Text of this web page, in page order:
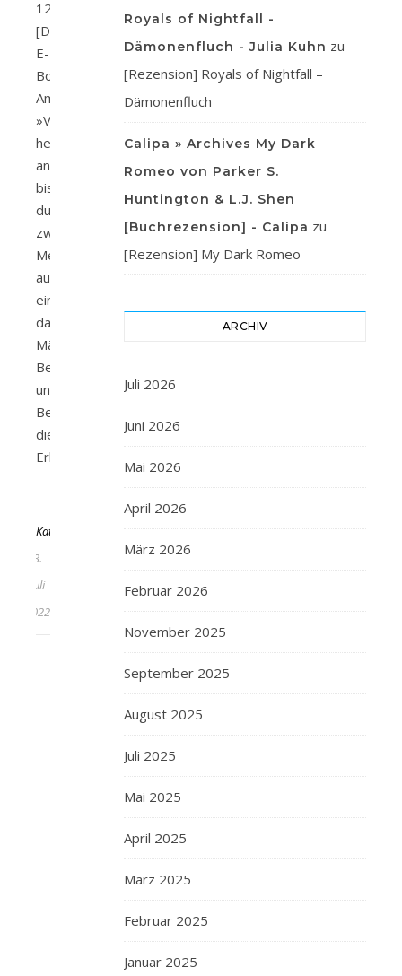
12,99
[D]
E-
Book
Amazon
»Von
heute
an
bist
du
zwei
Menschen
auf
einmal:
das
Mädchen
Beatrice
und
Beatrice,
die
Erbin…
KathaFlauschi
3.
Juli
2022
Royals of Nightfall -
Dämonenfluch - Julia Kuhn zu
[Rezension] Royals of Nightfall –
Dämonenfluch
Calipa » Archives My Dark
Romeo von Parker S.
Huntington & L.J. Shen
[Buchrezension] - Calipa zu
[Rezension] My Dark Romeo
ARCHIV
Juli 2026
Juni 2026
Mai 2026
April 2026
März 2026
Februar 2026
November 2025
September 2025
August 2025
Juli 2025
Mai 2025
April 2025
März 2025
Februar 2025
Januar 2025